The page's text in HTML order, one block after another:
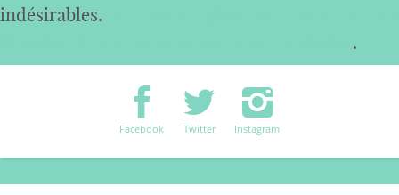
indésirables.
.
Facebook Twitter Instagram